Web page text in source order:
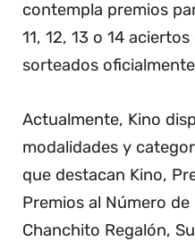
contempla premios
11, 12, 13 o 14
sorteados
Actualmente, Kino
modalidades y
que destacan Kino,
Premios al Número de
Chanchito Regalón,